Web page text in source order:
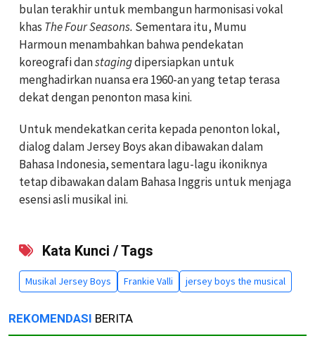
bulan terakhir untuk membangun harmonisasi vokal
khas The Four Seasons. Sementara itu, Mumu
Harmoun menambahkan bahwa pendekatan
koreografi danstagingdipersiapkan untuk
menghadirkan nuansa era 1960-an yang tetap terasa
dekat dengan penonton masa kini.
Untuk mendekatkan cerita kepada penonton lokal,
dialog dalam Jersey Boys akan dibawakan dalam
Bahasa Indonesia, sementara lagu-lagu ikoniknya
tetap dibawakan dalam Bahasa Inggris untuk menjaga
esensi asli musikal ini.
Kata Kunci / Tags
Musikal Jersey Boys Frankie Valli jersey boys the musical
REKOMENDASI BERITA